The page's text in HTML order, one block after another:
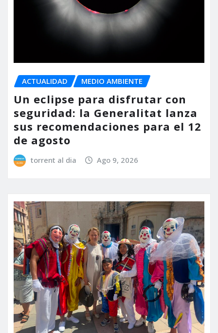
ACTUALIDAD MEDIO AMBIENTE
Un eclipse para disfrutar con
seguridad: la Generalitat lanza
sus recomendaciones para el 12
de agosto
torrent al dia Ago 9, 2026